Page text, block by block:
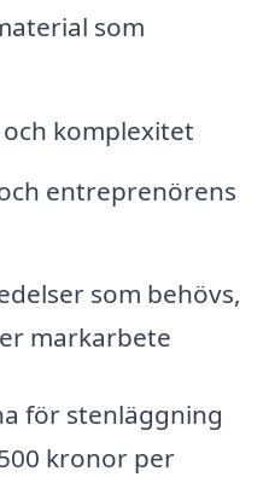
som
komplexitet
entreprenörens
som behövs,
markarbete
för stenläggning
kronor per